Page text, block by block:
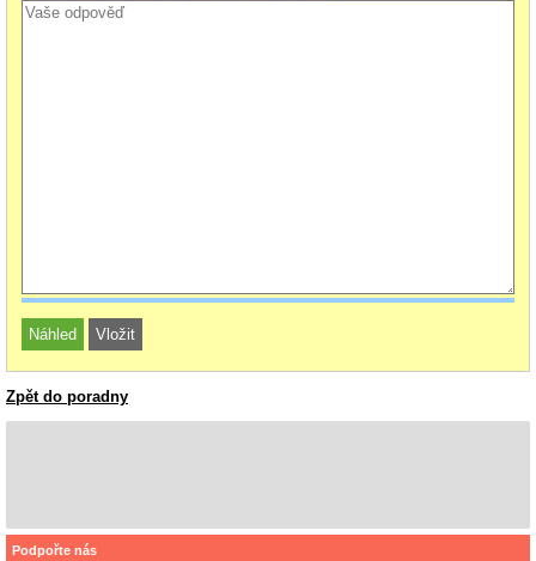
Zpět do poradny
Podpořte nás